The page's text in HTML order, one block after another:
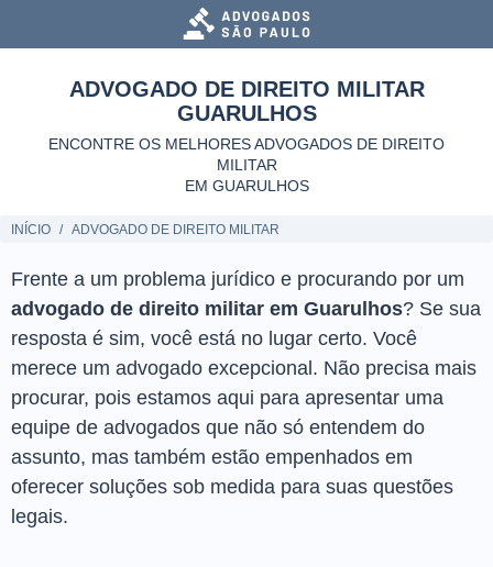
ADVOGADO DE DIREITO MILITAR
GUARULHOS
ENCONTRE OS MELHORES ADVOGADOS DE DIREITO
MILITAR
EM GUARULHOS
INÍCIO ADVOGADO DE DIREITO MILITAR
Frente a um problema jurídico e procurando por um
advogado de direito militar em Guarulhos? Se sua
resposta é sim, você está no lugar certo. Você
merece um advogado excepcional. Não precisa mais
procurar, pois estamos aqui para apresentar uma
equipe de advogados que não só entendem do
assunto, mas também estão empenhados em
oferecer soluções sob medida para suas questões
legais.